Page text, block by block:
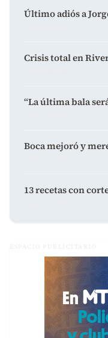
Último adiós a
Crisis total en
“La última bala
Boca mejoró y
13 recetas con
ESPACIO PUBLICITARIO